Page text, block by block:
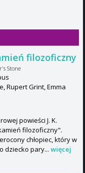
filozoficzny
Stone
Rupert Grint, Emma
powieści J. K.
filozoficzny".
chłopiec, który w
dziecko pary... więcej